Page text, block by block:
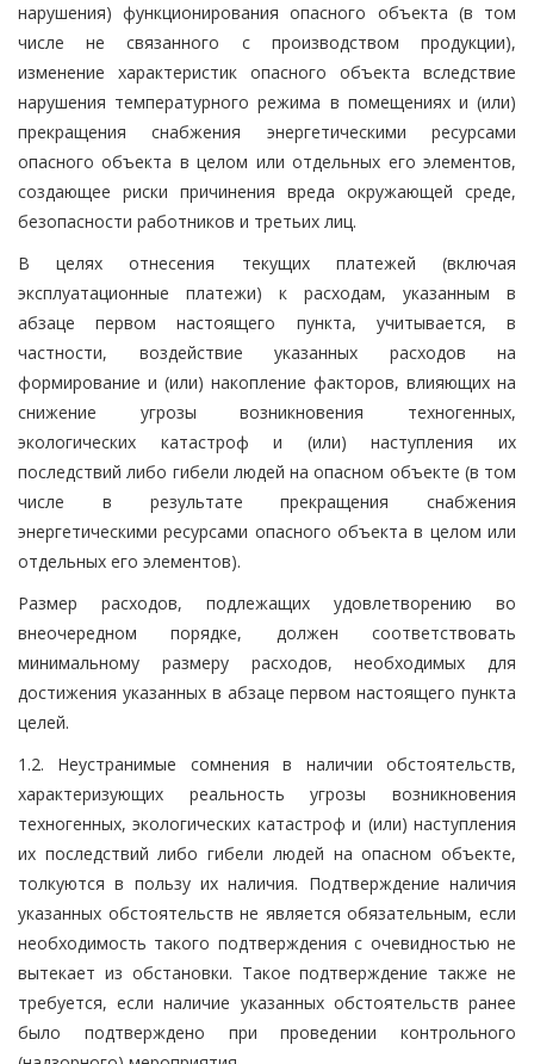
нарушения) функционирования опасного объекта (в том
числе не связанного с производством продукции),
изменение характеристик опасного объекта вследствие
нарушения температурного режима в помещениях и (или)
прекращения снабжения энергетическими ресурсами
опасного объекта в целом или отдельных его элементов,
создающее риски причинения вреда окружающей среде,
безопасности работников и третьих лиц.
В целях отнесения текущих платежей (включая
эксплуатационные платежи) к расходам, указанным в
абзаце первом настоящего пункта, учитывается, в
частности, воздействие указанных расходов на
формирование и (или) накопление факторов, влияющих на
снижение угрозы возникновения техногенных,
экологических катастроф и (или) наступления их
последствий либо гибели людей на опасном объекте (в том
числе в результате прекращения снабжения
энергетическими ресурсами опасного объекта в целом или
отдельных его элементов).
Размер расходов, подлежащих удовлетворению во
внеочередном порядке, должен соответствовать
минимальному размеру расходов, необходимых для
достижения указанных в абзаце первом настоящего пункта
целей.
1.2. Неустранимые сомнения в наличии обстоятельств,
характеризующих реальность угрозы возникновения
техногенных, экологических катастроф и (или) наступления
их последствий либо гибели людей на опасном объекте,
толкуются в пользу их наличия. Подтверждение наличия
указанных обстоятельств не является обязательным, если
необходимость такого подтверждения с очевидностью не
вытекает из обстановки. Такое подтверждение также не
требуется, если наличие указанных обстоятельств ранее
было подтверждено при проведении контрольного